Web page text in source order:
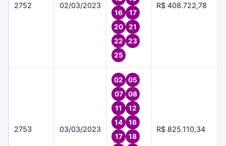
2752 02/03/2023
16
17
20
21
22
23
25
R$ 408.722,78
2753 03/03/2023
02
05
07
08
11
12
14
16
17
18
R$ 825.110,34